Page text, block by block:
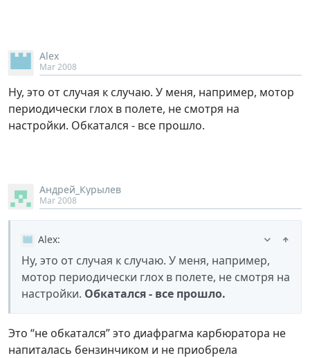
Alex
Mar 2008
Ну, это от случая к случаю. У меня, например, мотор
периодически глох в полете, не смотря на
настройки. Обкатался - все прошло.
Андрей_Курылев
Mar 2008
Alex:
Ну, это от случая к случаю. У меня, например,
мотор периодически глох в полете, не смотря на
настройки. Обкатался - все прошло.
Это “не обкатался” это диафрагма карбюратора не
напиталась бензинчиком и не приобрела